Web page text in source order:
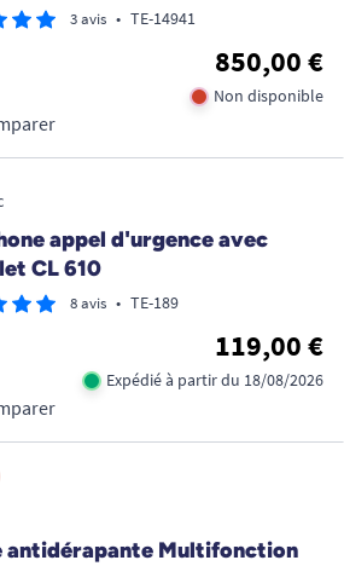
3 avis • TE-14941
850,00 €
Non disponible
appel d'urgence avec
CL 610
8 avis • TE-189
119,00 €
Expédié à partir du 18/08/2026
antidérapante Multifonction